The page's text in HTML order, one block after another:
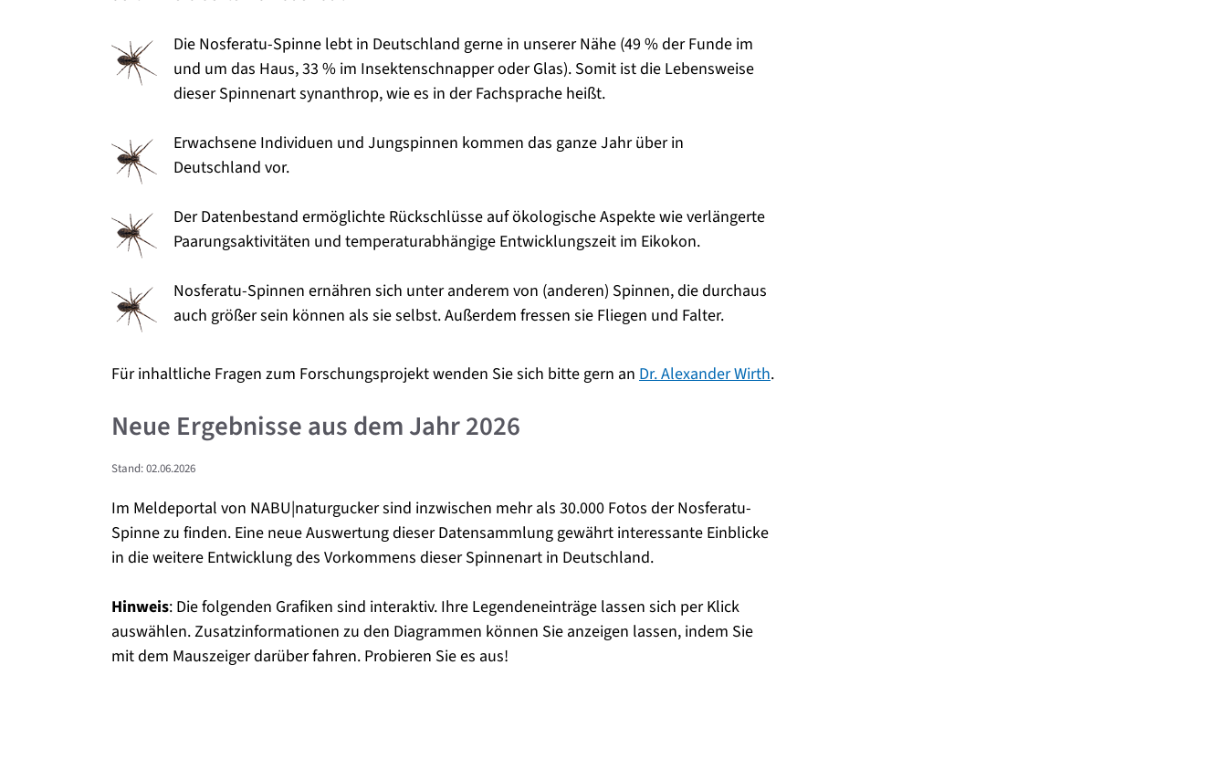
Die Nosferatu-Spinne lebt in Deutschland gerne in unserer Nähe (49 % der Funde im
und um das Haus, 33 % im Insektenschnapper oder Glas). Somit ist die Lebensweise
dieser Spinnenart synanthrop, wie es in der Fachsprache heißt.
Erwachsene Individuen und Jungspinnen kommen das ganze Jahr über in
Deutschland vor.
Der Datenbestand ermöglichte Rückschlüsse auf ökologische Aspekte wie verlängerte
Paarungsaktivitäten und temperaturabhängige Entwicklungszeit im Eikokon.
Nosferatu-Spinnen ernähren sich unter anderem von (anderen) Spinnen, die durchaus
auch größer sein können als sie selbst. Außerdem fressen sie Fliegen und Falter.
Für inhaltliche Fragen zum Forschungsprojekt wenden Sie sich bitte gern an Dr. Alexander Wirth.
Neue Ergebnisse aus dem Jahr 2026
Stand: 02.06.2026
Im Meldeportal von NABU|naturgucker sind inzwischen mehr als 30.000 Fotos der Nosferatu-
Spinne zu finden. Eine neue Auswertung dieser Datensammlung gewährt interessante Einblicke
in die weitere Entwicklung des Vorkommens dieser Spinnenart in Deutschland.
Hinweis: Die folgenden Grafiken sind interaktiv. Ihre Legendeneinträge lassen sich per Klick
auswählen. Zusatzinformationen zu den Diagrammen können Sie anzeigen lassen, indem Sie
mit dem Mauszeiger darüber fahren. Probieren Sie es aus!